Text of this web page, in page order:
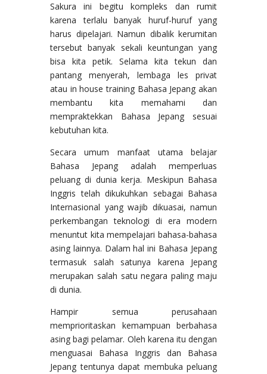
Sakura ini begitu kompleks dan rumit
karena terlalu banyak huruf-huruf yang
harus dipelajari. Namun dibalik kerumitan
tersebut banyak sekali keuntungan yang
bisa kita petik. Selama kita tekun dan
pantang menyerah, lembaga les privat
atau in house training Bahasa Jepang akan
membantu kita memahami dan
mempraktekkan Bahasa Jepang sesuai
kebutuhan kita.
Secara umum manfaat utama belajar
Bahasa Jepang adalah memperluas
peluang di dunia kerja. Meskipun Bahasa
Inggris telah dikukuhkan sebagai Bahasa
Internasional yang wajib dikuasai, namun
perkembangan teknologi di era modern
menuntut kita mempelajari bahasa-bahasa
asing lainnya. Dalam hal ini Bahasa Jepang
termasuk salah satunya karena Jepang
merupakan salah satu negara paling maju
di dunia.
Hampir semua perusahaan
memprioritaskan kemampuan berbahasa
asing bagi pelamar. Oleh karena itu dengan
menguasai Bahasa Inggris dan Bahasa
Jepang tentunya dapat membuka peluang